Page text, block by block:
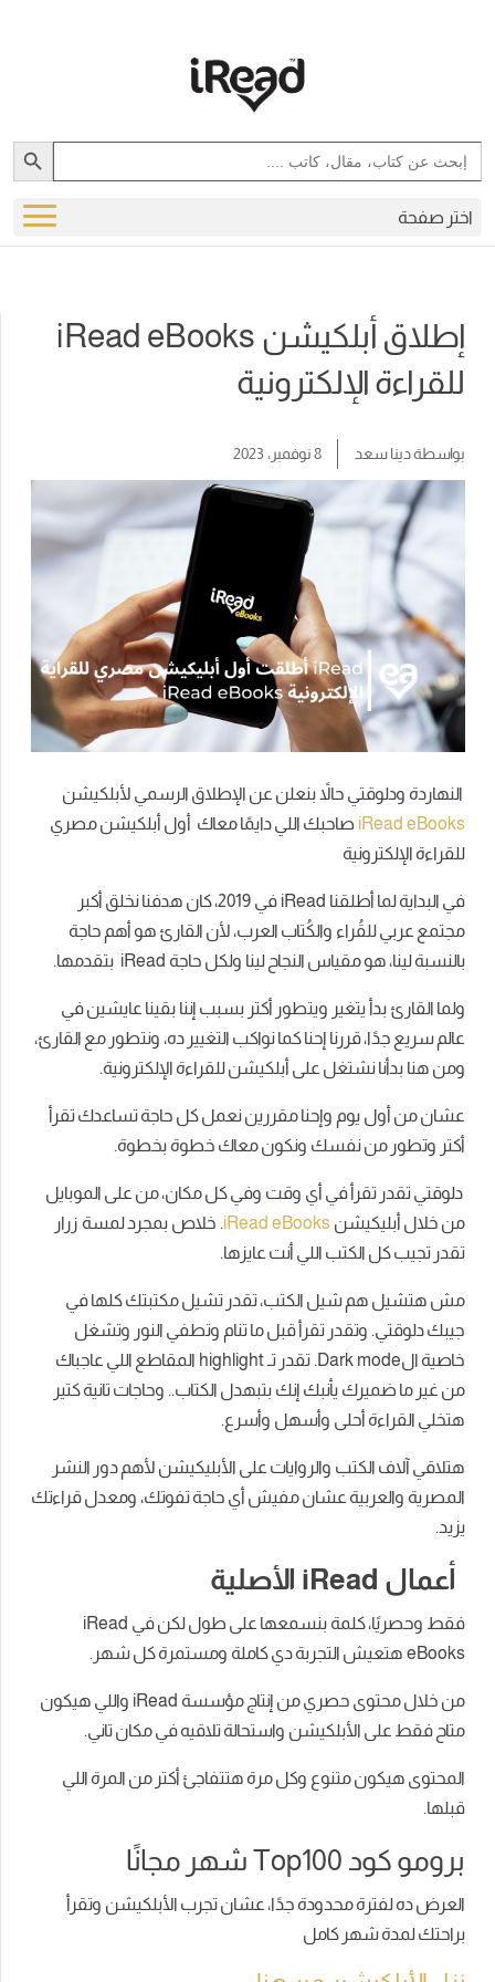
Search
for:
Search Button
اختر صفحة
إطلاق أبلكيشن iRead eBooks
للقراءة الإلكترونية
بواسطةدينا سعد 8 نوفمبر، 2023
النهاردة ودلوقتي حالاً بنعلن عن الإطلاق الرسمي لأبلكيشن
iRead eBooks صاحبك اللي دايمًا معاك أول أبلكيشن مصري
للقراءة الإلكترونية
في البداية لما أطلقنا iRead
في 2019، كان هدفنا نخلق أكبر
مجتمع عربي للقُراء والكُتاب العرب، لأن القارئ هو أهم حاجة
بالنسبة لينا، هو مقياس النجاح لينا ولكل حاجة iRead بتقدمها.
ولما القارئ بدأ يتغير ويتطور أكتر بسبب إننا بقينا عايشين في
عالم سريع جدًا، قررنا إحنا كما نواكب التغيير ده، ونتطور مع القارئ،
ومن هنا بدأنا نشتغل على أبلكيشن للقراءة الإلكترونية.
عشان من أول يوم وإحنا مقررين نعمل كل حاجة تساعدك تقرأ
أكتر وتطور من نفسك ونكون معاك خطوة بخطوة.
دلوقتي تقدر تقرأ في أي وقت وفي كل مكان، من على الموبايل
من خلال أبليكيشن iRead eBooks. خلاص بمجرد لمسة زرار
تقدر تجيب كل الكتب اللي أنت عايزها.
مش هتشيل هم شيل الكتب، تقدر تشيل مكتبتك كلها في
جيبك دلوقتي. وتقدر تقرأ قبل ما تنام وتطفي النور وتشغل
خاصية الDark mode. تقدر تـ highlight المقاطع اللي عاجباك
من غير ما ضميرك يأنبك إنك بتبهدل الكتاب.. وحاجات تانية كتير
هتخلي القراءة أحلى وأسهل وأسرع.
هتلاقي آلاف الكتب والروايات على الأبليكيشن لأهم دور النشر
المصرية والعربية عشان مفيش أي حاجة تفوتك، ومعدل قراءتك
يزيد.
أعمال iRead الأصلية
فقط وحصريًا، كلمة بنسمعها على طول لكن في iRead
eBooks هتعيش التجربة دي كاملة ومستمرة كل شهر.
من خلال محتوى حصري من إنتاج مؤسسة iRead واللي هيكون
متاح فقط على الأبلكيشن واستحالة تلاقيه في مكان تاني.
المحتوى هيكون متنوع وكل مرة هتتفاجئ أكتر من المرة اللي
قبلها.
برومو كود Top100 شهر مجانًا
العرض ده لفترة محدودة جدًا، عشان تجرب الأبلكيشن وتقرأ
براحتك لمدة شهر كامل